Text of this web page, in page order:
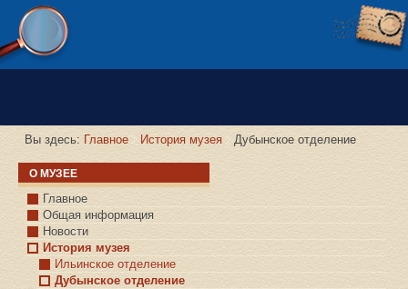
Версия сайта для слабовидящих
Вы здесь: Главное История музея Дубынское отделение
О МУЗЕЕ
Главное
Общая информация
Новости
История музея
Ильинское отделение
Дубынское отделение